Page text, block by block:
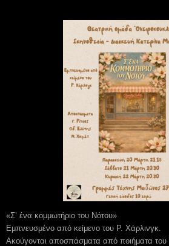
«Σ’ ένα κομμωτήριο του Νότου»
Εμπνευσμένο από κείμενο του Ρ. Χάρλινγκ.
Ακούγονται αποσπάσματα από ποιήματα του